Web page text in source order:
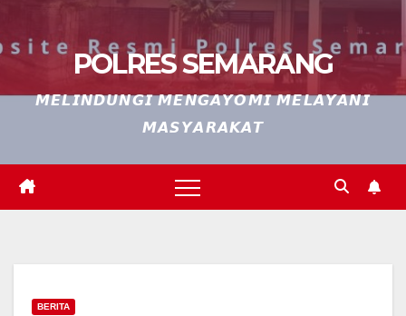
POLRES SEMARANG
𝙈𝙀𝙇𝙄𝙉𝘿𝙐𝙉𝙂𝙄 𝙈𝙀𝙉𝙂𝘼𝙔𝙊𝙈𝙄 𝙈𝙀𝙇𝘼𝙔𝘼𝙉𝙄
𝙈𝘼𝙎𝙔𝘼𝙍𝘼𝙆𝘼𝙏
BERITA